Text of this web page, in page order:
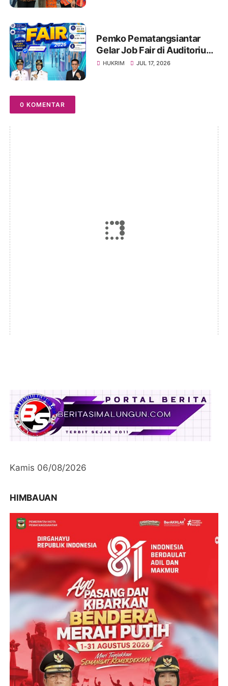
Pemko Pematangsiantar
Gelar Job Fair di Auditorium
USI, Tersedia 1.000 Lebih
HUKRIM JUL 17, 2026
0 KOMENTAR
Kamis 06/08/2026
HIMBAUAN